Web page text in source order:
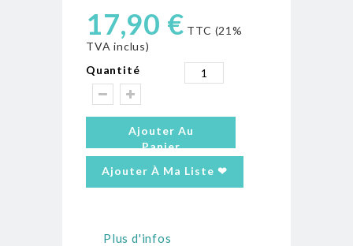
17,90 € TTC (21%
TVA inclus)
Quantité
Ajouter Au
Panier
Ajouter À Ma Liste ❤
Plus d'infos